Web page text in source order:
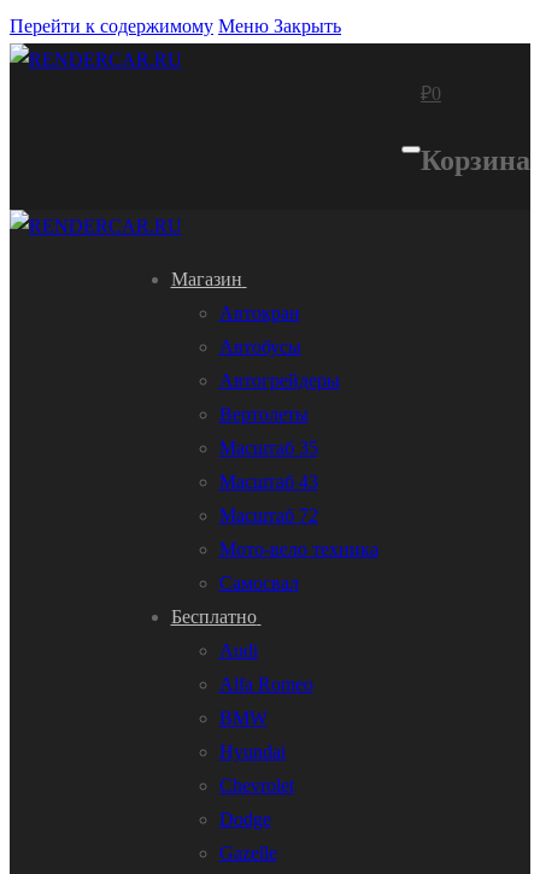
Перейти к содержимому Меню Закрыть
₽0
Корзина
Магазин
Автокран
Автобусы
Автогрейдеры
Вертолеты
Масштаб 35
Масштаб 43
Масштаб 72
Мото-вело техника
Самосвал
Бесплатно
Audi
Alfa Romeo
BMW
Hyundai
Chevrolet
Dodge
Gazelle